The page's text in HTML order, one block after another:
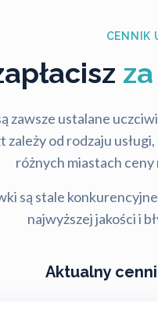
CENNIK
zawsze ustalane
zależy od rodzaju
różnych miastach ceny
są stale
najwyższej jakości i
Aktualny